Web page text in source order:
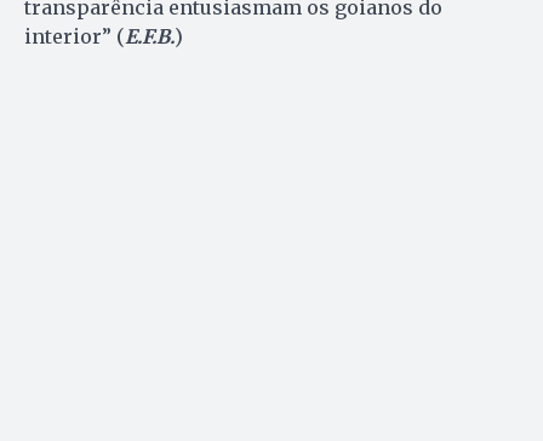
transparência entusiasmam os goianos do
interior” (E.F.B.)